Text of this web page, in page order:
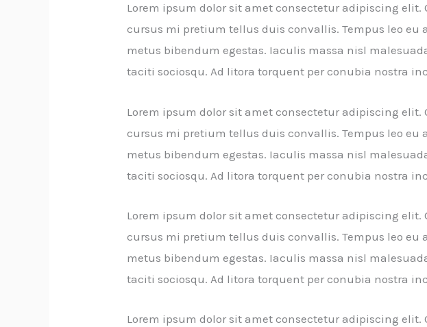
Lorem ipsum dolor sit amet consectetur adipiscing
cursus mi pretium tellus duis convallis. Tempus leo
metus bibendum egestas. Iaculis massa nisl
taciti sociosqu. Ad litora torquent per conubia nostra
Lorem ipsum dolor sit amet consectetur adipiscing
cursus mi pretium tellus duis convallis. Tempus leo
metus bibendum egestas. Iaculis massa nisl
taciti sociosqu. Ad litora torquent per conubia nostra
Lorem ipsum dolor sit amet consectetur adipiscing
cursus mi pretium tellus duis convallis. Tempus leo
metus bibendum egestas. Iaculis massa nisl
taciti sociosqu. Ad litora torquent per conubia nostra
Lorem ipsum dolor sit amet consectetur adipiscing